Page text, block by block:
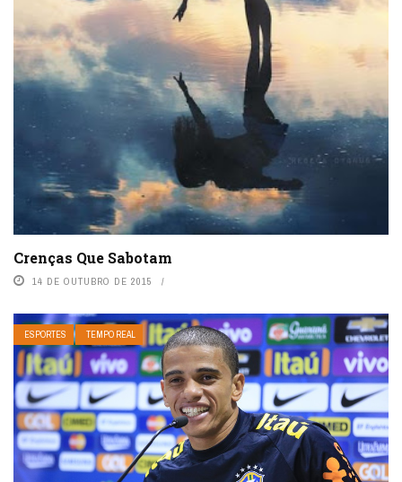
Crenças Que Sabotam
14 DE OUTUBRO DE 2015
ESPORTES TEMPO REAL